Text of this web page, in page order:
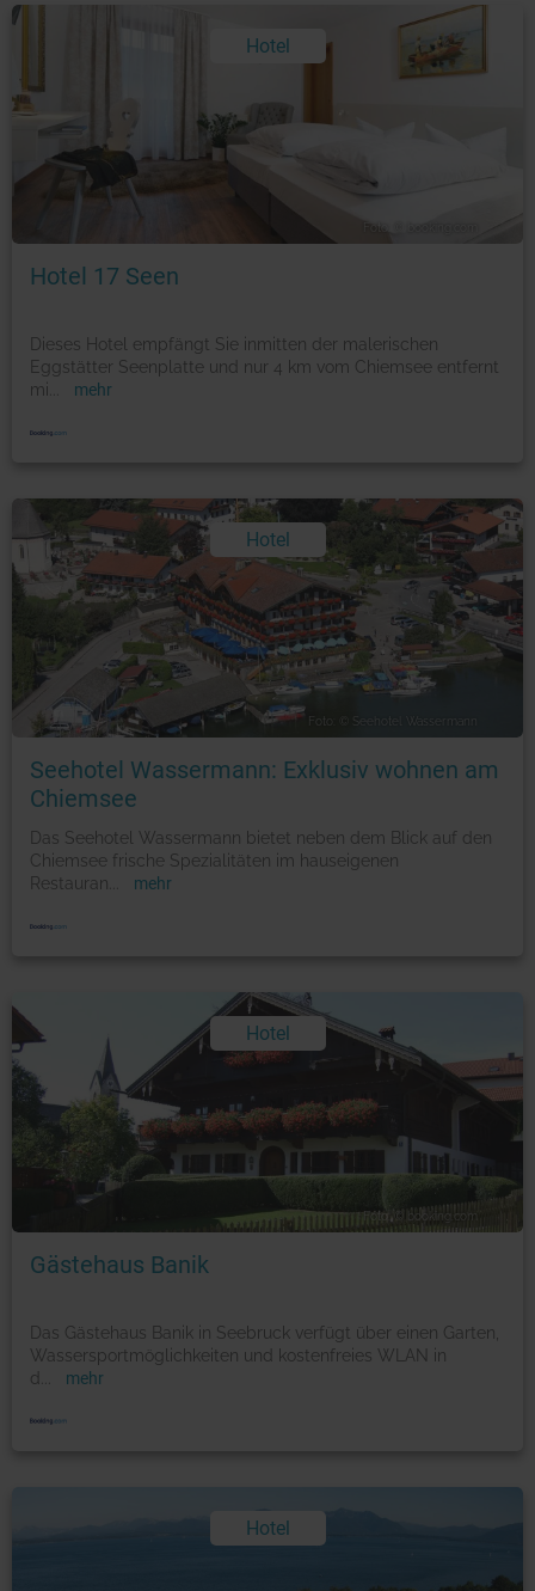
Hotel
Foto: © booking.com
Hotel 17 Seen
Dieses Hotel empfängt Sie inmitten der malerischen
Eggstätter Seenplatte und nur 4 km vom Chiemsee entfernt
mi
mehr
Hotel
Foto: © Seehotel Wassermann
Seehotel Wassermann: Exklusiv wohnen am
Chiemsee
Das Seehotel Wassermann bietet neben dem Blick auf den
Chiemsee frische Spezialitäten im hauseigenen
Restauran
mehr
Hotel
Foto: © booking.com
Gästehaus Banik
Das Gästehaus Banik in Seebruck verfügt über einen Garten,
Wassersportmöglichkeiten und kostenfreies WLAN in
d
mehr
Hotel